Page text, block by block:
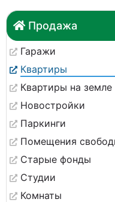
Продажа
Гаражи
Квартиры
Квартиры на земле
Новостройки
Паркинги
Помещения
Старые фонды
Студии
Комнаты